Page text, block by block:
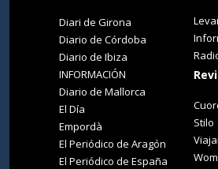
Diari de Girona
Diario de Córdoba
Diario de Ibiza
INFORMACIÓN
Diario de Mallorca
El Día
Empordà
El Periódico de Aragón
El Periódico de España
Stilo